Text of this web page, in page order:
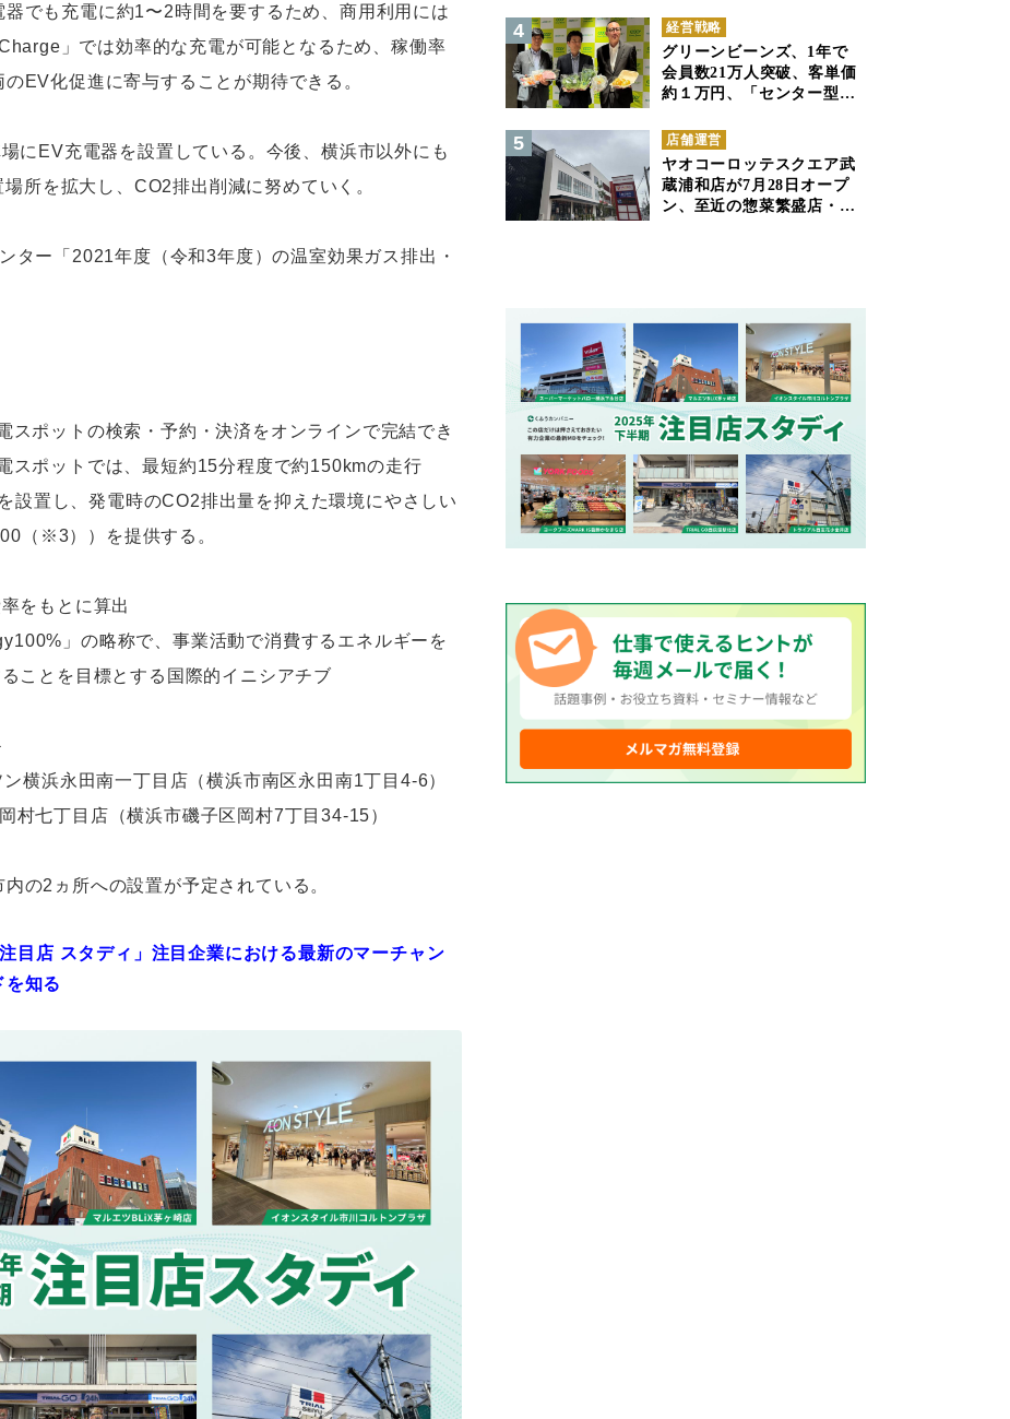
器でも充電に約1〜2時間を要するため、商用利用には
」では効率的な充電が可能となるため、稼働率
EV化促進に寄与することが期待できる。
にEV充電器を設置している。今後、横浜市以外にも
所を拡大し、CO2排出削減に努めていく。
ター「2021年度（令和3年度）の温室効果ガス排出・
スポットの検索・予約・決済をオンラインで完結でき
スポットでは、最短約15分程度で約150kmの走行
置し、発電時のCO2排出量を抑えた環境にやさしい
（※3））を提供する。
をもとに算出
」の略称で、事業活動で消費するエネルギーを
ことを目標とする国際的イニシアチブ
横浜永田南一丁目店（横浜市南区永田南1丁目4-6）
村七丁目店（横浜市磯子区岡村7丁目34-15）
の2ヵ所への設置が予定されている。
目店 スタディ」注目企業における最新のマーチャン
を知る
経営戦略
グリーンビーンズ、1年で
会員数21万人突破、客単価
約１万円、「センター型の
も成立できるか
店舗運営
ヤオコーロッテスクエア武
蔵浦和店が7月28日オープ
ン、至近の惣菜繁盛店・武